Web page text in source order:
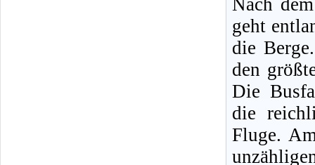
Nach
geht
die
den
Die
die
Fluge.